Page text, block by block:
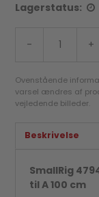
Lagerstatus:
- +
Ovenstående
varsel ændres af
vejledende billeder.
Beskrivelse
SmallRig
til A 100 cm